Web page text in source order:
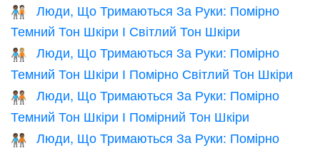
🧑🏾‍🤝‍🧑🏻
Люди, Що Тримаються За Руки: Помірно
Темний Тон Шкіри І Світлий Тон Шкіри
🧑🏾‍🤝‍🧑🏼
Люди, Що Тримаються За Руки: Помірно
Темний Тон Шкіри І Помірно Світлий Тон Шкіри
🧑🏾‍🤝‍🧑🏽
Люди, Що Тримаються За Руки: Помірно
Темний Тон Шкіри І Помірний Тон Шкіри
🧑🏾‍🤝‍🧑🏾
Люди, Що Тримаються За Руки: Помірно